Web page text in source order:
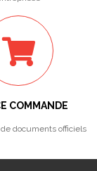
COMMANDE
documents officiels